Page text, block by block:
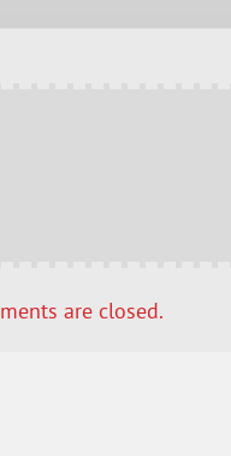
are closed.